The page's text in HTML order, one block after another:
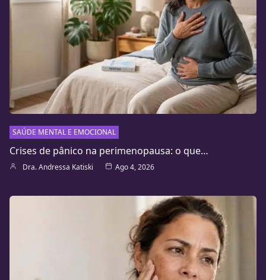
SAÚDE MENTAL E EMOCIONAL
Crises de pânico na perimenopausa: o que…
Dra. Andressa Katiski Ago 4, 2026